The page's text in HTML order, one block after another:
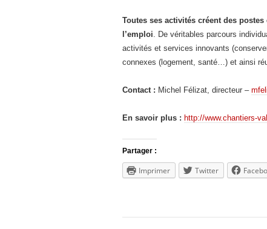
Toutes ses activités créent des
l’emploi. De véritables parcours
activités et services innovants
connexes (logement, santé…) et ainsi
Contact : Michel Félizat, directeur –
En savoir plus : http://www.chantiers-
Partager :
Imprimer Twitter